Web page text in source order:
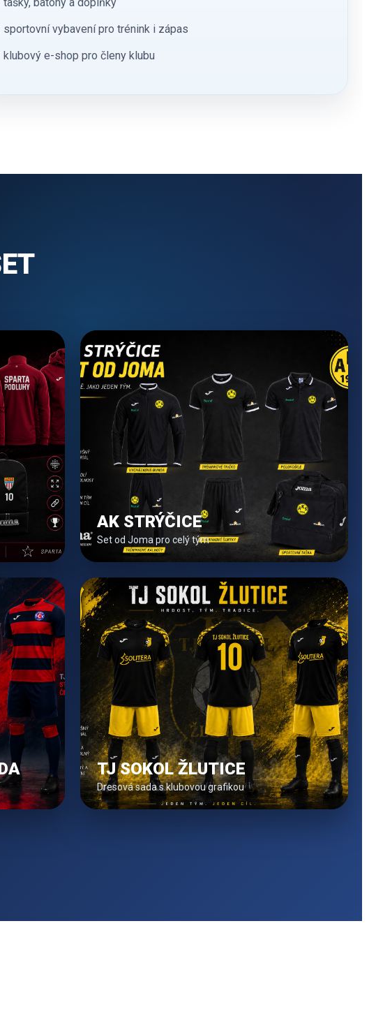
sportovní vybavení pro trénink i zápas
klubový e-shop pro členy klubu
AK STRÝČICE
Set od Joma pro celý tým
TJ SOKOL ŽLUTICE
Dresová sada s klubovou grafikou